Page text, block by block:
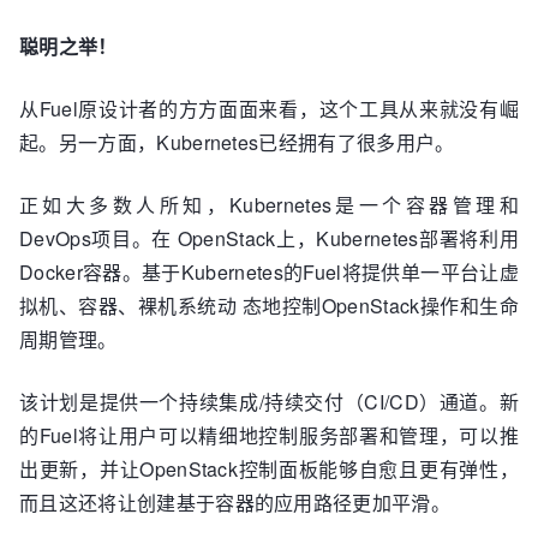
聪明之举！
从Fuel原设计者的方方面面来看，这个工具从来就没有崛
起。另一方面，Kubernetes已经拥有了很多用户。
正如大多数人所知，Kubernetes是一个容器管理和
DevOps项目。在 OpenStack上，Kubernetes部署将利用
Docker容器。基于Kubernetes的Fuel将提供单一平台让虚
拟机、容器、裸机系统动 态地控制OpenStack操作和生命
周期管理。
该计划是提供一个持续集成/持续交付（CI/CD）通道。新
的Fuel将让用户可以精细地控制服务部署和管理，可以推
出更新，并让OpenStack控制面板能够自愈且更有弹性，
而且这还将让创建基于容器的应用路径更加平滑。